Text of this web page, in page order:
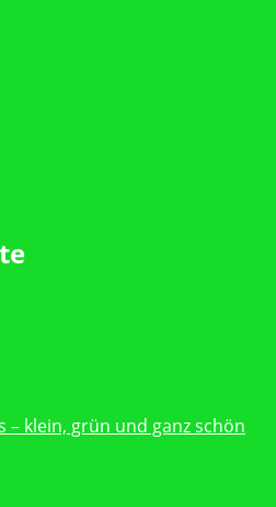
– klein, grün und ganz schön